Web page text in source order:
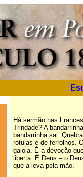
Há sermão nas
Trindade? A
bandarrinha sai.
rótulas e de ferrolhos.
gaiola. É a devoção
liberta. É Deus – o
que a leva pela mão.